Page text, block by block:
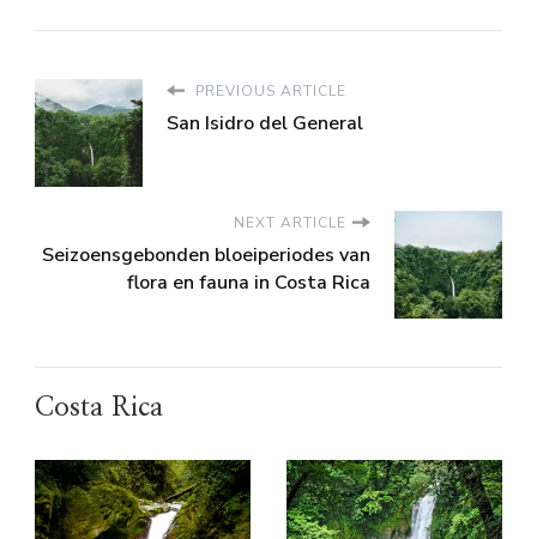
PREVIOUS ARTICLE
San Isidro del General
NEXT ARTICLE
Seizoensgebonden bloeiperiodes van
flora en fauna in Costa Rica
Costa Rica